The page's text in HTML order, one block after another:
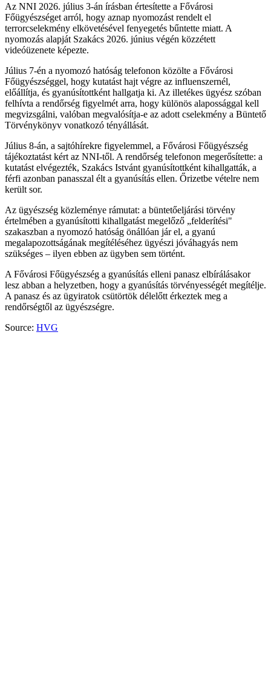
Az NNI 2026. július 3-án írásban értesítette a Fővárosi
Főügyészséget arról, hogy aznap nyomozást rendelt el
terrorcselekmény elkövetésével fenyegetés bűntette miatt. A
nyomozás alapját Szakács 2026. június végén közzétett
videóüzenete képezte.
Július 7-én a nyomozó hatóság telefonon közölte a Fővárosi
Főügyészséggel, hogy kutatást hajt végre az influenszernél,
előállítja, és gyanúsítottként hallgatja ki. Az illetékes ügyész szóban
felhívta a rendőrség figyelmét arra, hogy különös alapossággal kell
megvizsgálni, valóban megvalósítja-e az adott cselekmény a Büntető
Törvénykönyv vonatkozó tényállását.
Július 8-án, a sajtóhírekre figyelemmel, a Fővárosi Főügyészség
tájékoztatást kért az NNI-től. A rendőrség telefonon megerősítette: a
kutatást elvégezték, Szakács Istvánt gyanúsítottként kihallgatták, a
férfi azonban panasszal élt a gyanúsítás ellen. Őrizetbe vételre nem
került sor.
Az ügyészség közleménye rámutat: a büntetőeljárási törvény
értelmében a gyanúsítotti kihallgatást megelőző „felderítési"
szakaszban a nyomozó hatóság önállóan jár el, a gyanú
megalapozottságának megítéléséhez ügyészi jóváhagyás nem
szükséges – ilyen ebben az ügyben sem történt.
A Fővárosi Főügyészség a gyanúsítás elleni panasz elbírálásakor
lesz abban a helyzetben, hogy a gyanúsítás törvényességét megítélje.
A panasz és az ügyiratok csütörtök délelőtt érkeztek meg a
rendőrségtől az ügyészségre.
Source: HVG